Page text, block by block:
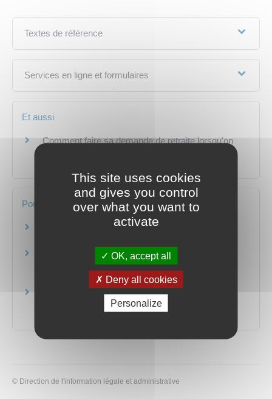
Textes de référence
Services en ligne et formulaires
Et aussi
Comment faire sa demande de retraite lorsqu'on
Pour en savoir plus
Demander ma retraite à l'Assurnce retraite
Comment demander ma retraite à l'Agirc-Arrco?
Fédération Agirc-Arrco
Déclarer à France Travail une pension de
retraite/un avantage vieillesse
© Direction de l'information légale et administrative
This site uses cookies
and gives you control
over what you want to
activate
OK, accept all
Deny all cookies
Personalize